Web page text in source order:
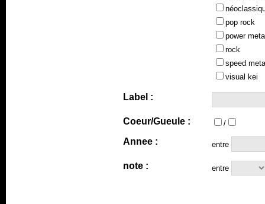
pop rock
power
rock
speed
visual kei
Label :
Coeur/Gueule : /
Annee : entre
note : entre